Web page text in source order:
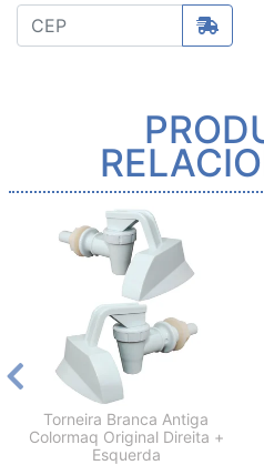
Torneira Branca Antiga
Colormaq Original Direita +
Esquerda